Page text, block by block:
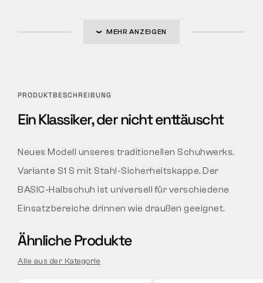
MEHR ANZEIGEN
PRODUKTBESCHREIBUNG
Ein Klassiker, der nicht enttäuscht
Neues Modell unseres traditionellen Schuhwerks.
Variante S1 S mit Stahl-Sicherheitskappe. Der
BASIC-Halbschuh ist universell für verschiedene
Einsatzbereiche drinnen wie draußen geeignet.
Ähnliche Produkte
Alle aus der Kategorie